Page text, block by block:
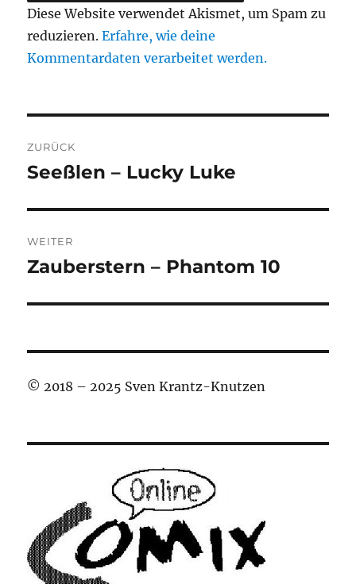
Diese Website verwendet Akismet, um Spam zu
reduzieren.Erfahre, wie deine
Kommentardaten verarbeitet werden.
ZURÜCK
Vorheriger
Seeßlen – Lucky Luke
WEITER
Nächster
Zauberstern – Phantom 10
© 2018 – 2025 Sven Krantz-Knutzen